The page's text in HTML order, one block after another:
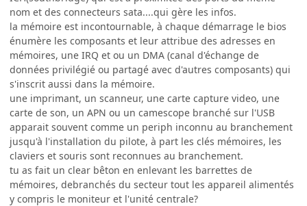
nom et des connecteurs sata....qui gère les infos.
la mémoire est incontournable, à chaque démarrage le bios
énumère les composants et leur attribue des adresses en
mémoires, une IRQ et ou un DMA (canal d'échange de
données privilégié ou partagé avec d'autres composants) qui
s'inscrit aussi dans la mémoire.
une imprimant, un scanneur, une carte capture video, une
carte de son, un APN ou un camescope branché sur l'USB
apparait souvent comme un periph inconnu au branchement
jusqu'à l'installation du pilote, à part les clés mémoires, les
claviers et souris sont reconnues au branchement.
tu as fait un clear bêton en enlevant les barrettes de
mémoires, debranchés du secteur tout les appareil alimentés
y compris le moniteur et l'unité centrale?